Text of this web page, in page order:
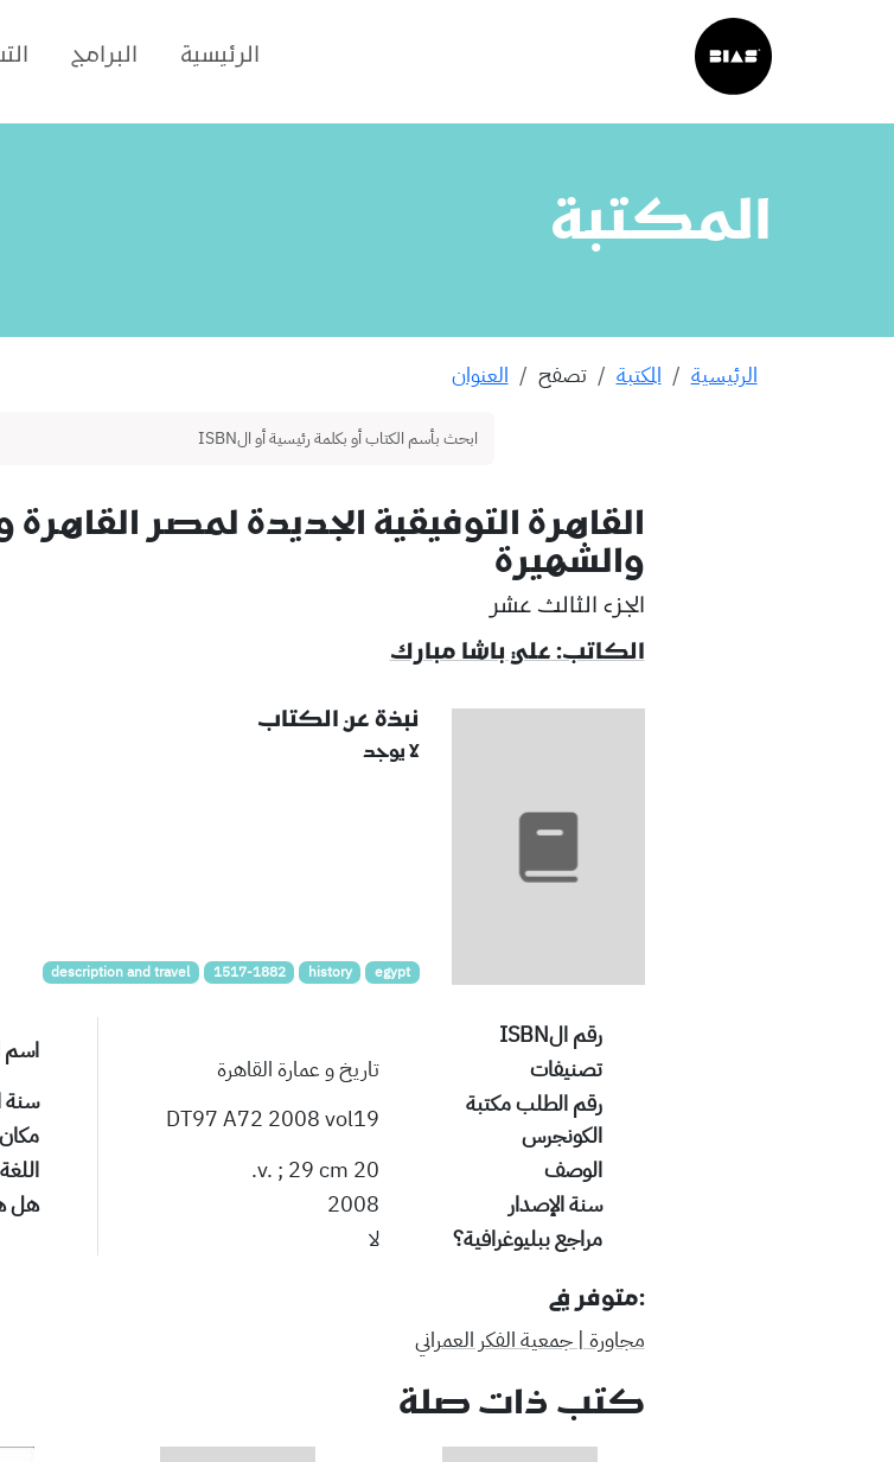
الرئيسية البرامج
المكتبة
الرئيسية المكتبة تصفح العنوان
القاهرة التوفيقية الجديدة لمصر
والشهيرة
الجزء الثالث عشر
الكاتب: علي باشا مبارك
نبذة عن الكتاب
لا يوجد
egypt
history
1517-1882
description and travel
رقم الISBN
تصنيفات
تاريخ و عمارة القاهرة
رقم الطلب مكتبة
الكونجرس
DT97 A72 2008 vol19
الوصف
20 v. ; 29 cm.
سنة الإصدار
2008
مراجع ببليوغرافية؟
لا
اسم
سنة
اللغة
هل
:متوفر في
مجاورة | جمعية الفكر العمراني
كتب ذات صلة